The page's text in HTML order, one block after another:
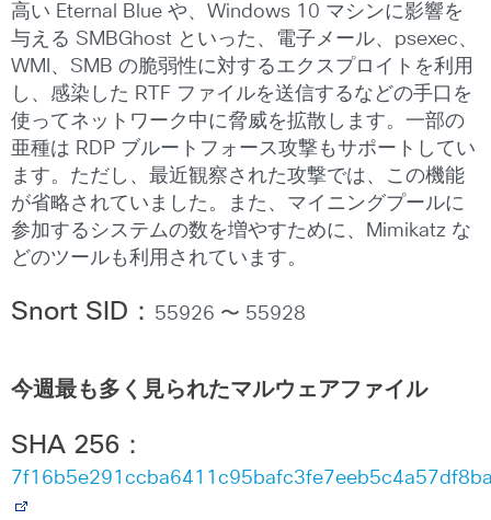
高い Eternal Blue や、Windows 10 マシンに影響を
与える SMBGhost といった、電子メール、psexec、
WMI、SMB の脆弱性に対するエクスプロイトを利用
し、感染した RTF ファイルを送信するなどの手口を
使ってネットワーク中に脅威を拡散します。一部の
亜種は RDP ブルートフォース攻撃もサポートしてい
ます。ただし、最近観察された攻撃では、この機能
が省略されていました。また、マイニングプールに
参加するシステムの数を増やすために、Mimikatz な
どのツールも利用されています。
Snort SID ： 55926 〜 55928
今週最も多く見られたマルウェアファイル
SHA 256 ：